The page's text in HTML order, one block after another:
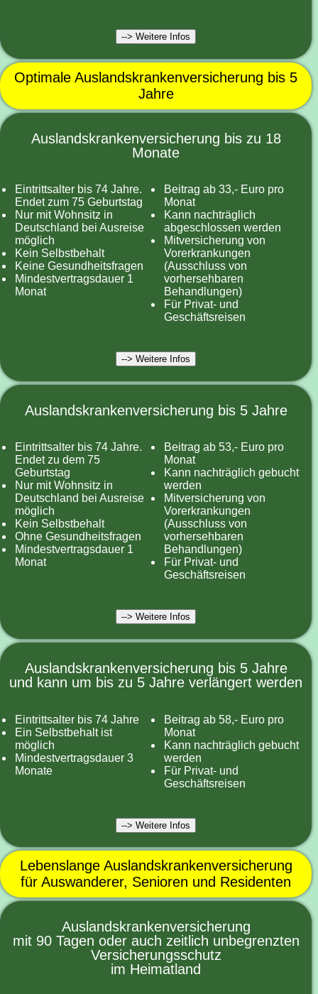
--> Weitere Infos
Optimale Auslandskrankenversicherung bis 5
Jahre
Auslandskrankenversicherung bis zu 18
Monate
Eintrittsalter bis 74 Jahre.
Endet zum 75 Geburtstag
Nur mit Wohnsitz in
Deutschland bei Ausreise
möglich
Kein Selbstbehalt
Keine Gesundheitsfragen
Mindestvertragsdauer 1
Monat
Beitrag ab 33,- Euro pro
Monat
Kann nachträglich
abgeschlossen werden
Mitversicherung von
Vorerkrankungen
(Ausschluss von
vorhersehbaren
Behandlungen)
Für Privat- und
Geschäftsreisen
--> Weitere Infos
Auslandskrankenversicherung bis 5 Jahre
Eintrittsalter bis 74 Jahre.
Endet zu dem 75
Geburtstag
Nur mit Wohnsitz in
Deutschland bei Ausreise
möglich
Kein Selbstbehalt
Ohne Gesundheitsfragen
Mindestvertragsdauer 1
Monat
Beitrag ab 53,- Euro pro
Monat
Kann nachträglich gebucht
werden
Mitversicherung von
Vorerkrankungen
(Ausschluss von
vorhersehbaren
Behandlungen)
Für Privat- und
Geschäftsreisen
--> Weitere Infos
Auslandskrankenversicherung bis 5 Jahre
und kann um bis zu 5 Jahre verlängert werden
Eintrittsalter bis 74 Jahre
Ein Selbstbehalt ist
möglich
Mindestvertragsdauer 3
Monate
Beitrag ab 58,- Euro pro
Monat
Kann nachträglich gebucht
werden
Für Privat- und
Geschäftsreisen
--> Weitere Infos
Lebenslange Auslandskrankenversicherung
für Auswanderer, Senioren und Residenten
Auslandskrankenversicherung
mit 90 Tagen oder auch zeitlich unbegrenzten
Versicherungsschutz
im Heimatland